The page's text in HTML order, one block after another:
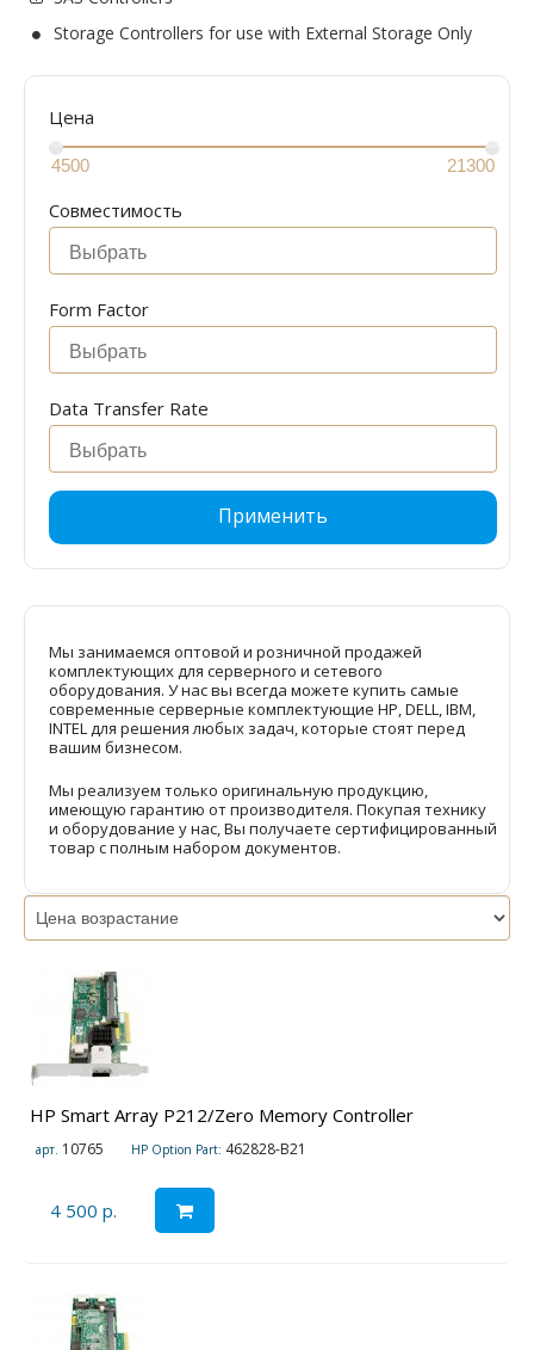
Storage Controllers for use with External Storage Only
Цена
Совместимость
Form Factor
Data Transfer Rate
Применить
Мы занимаемся оптовой и розничной продажей
комплектующих для серверного и сетевого
оборудования. У нас вы всегда можете купить самые
современные серверные комплектующие HP, DELL, IBM,
INTEL для решения любых задач, которые стоят перед
вашим бизнесом.
Мы реализуем только оригинальную продукцию,
имеющую гарантию от производителя. Покупая технику
и оборудование у нас, Вы получаете сертифицированный
товар с полным набором документов.
HP Smart Array P212/Zero Memory Controller
арт. 10765 HP Option Part: 462828-B21
4 500 р.